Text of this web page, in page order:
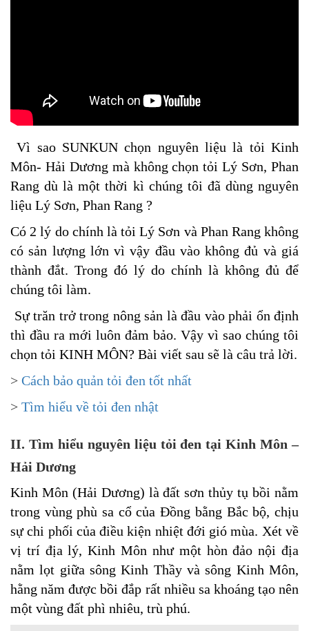
Vì sao SUNKUN chọn nguyên liệu là tỏi Kinh
Môn- Hải Dương mà không chọn tỏi Lý Sơn, Phan
Rang dù là một thời kì chúng tôi đã dùng nguyên
liệu Lý Sơn, Phan Rang ?
Có 2 lý do chính là tỏi Lý Sơn và Phan Rang không
có sản lượng lớn vì vậy đầu vào không đủ và giá
thành đắt. Trong đó lý do chính là không đủ để
chúng tôi làm.
Sự trăn trở trong nông sản là đầu vào phải ổn định
thì đầu ra mới luôn đảm bảo. Vậy vì sao chúng tôi
chọn tỏi KINH MÔN? Bài viết sau sẽ là câu trả lời.
> Cách bảo quản tỏi đen tốt nhất
> Tìm hiểu về tỏi đen nhật
II. Tìm hiểu nguyên liệu tỏi đen tại Kinh Môn –
Hải Dương
Kinh Môn (Hải Dương) là đất sơn thủy tụ bồi nằm
trong vùng phù sa cổ của Đồng bằng Bắc bộ, chịu
sự chi phối của điều kiện nhiệt đới gió mùa. Xét về
vị trí địa lý,Kinh Môn như một hòn đảo nội địa
nằm lọt giữa sôngKinh Thầy và sông Kinh Môn,
hằng năm được bồi đắp rất nhiều sa khoáng tạo nên
một vùng đất phì nhiêu, trù phú.